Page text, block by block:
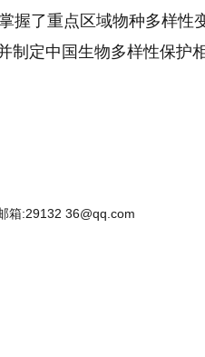
握了重点区域物种多样性
制定中国生物多样性保护
箱:29132 36@qq.com